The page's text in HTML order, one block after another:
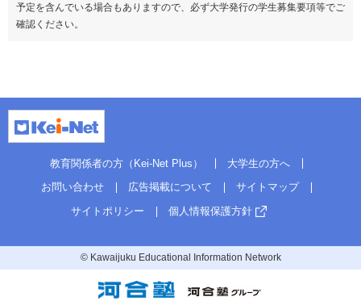
予定を含んでいる場合もありますので、必ず大学発行の学生募集要項等でご
確認ください。
教育関係者の方（Kei-Net Plus）
大学生の方へ
お問い合わせ
広告掲載について
サイトマップ
サイトポリシー
個人情報保護方針
© Kawaijuku Educational Information Network